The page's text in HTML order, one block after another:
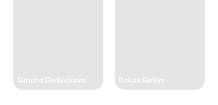
Simona Deduchova Rokas Keršys